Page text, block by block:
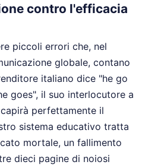
contro l'efficacia
piccoli errori che, nel
globale, contano
italiano dice "he go
goes", il suo interlocutore a
perfettamente il
sistema educativo tratta
mortale, un fallimento
dieci pagine di noiosi